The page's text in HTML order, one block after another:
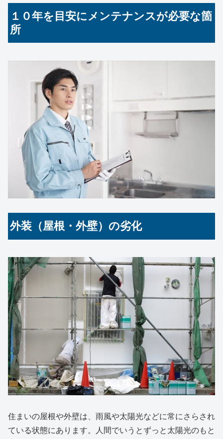
１０年を目安にメンテナンスが必要な箇
所
外装（屋根・外壁）の劣化
住まいの屋根や外壁は、雨風や太陽光などに常にさらされ
ている状態にあります。人間でいうとずっと太陽光のもと